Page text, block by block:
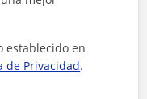
establecido en
de Privacidad.